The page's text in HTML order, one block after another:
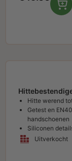
Hitte werend
Getest en
handschoenen
Siliconen
Uitverkocht